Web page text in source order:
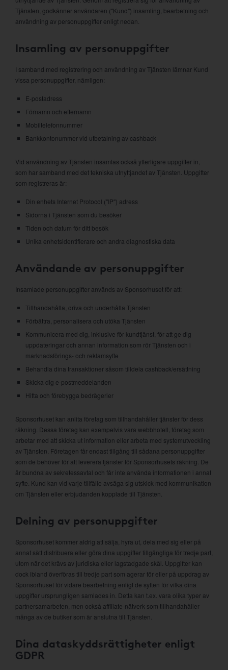
Tjänsten, godkänner användaren ("Kund") insamling, bearbetning och
användning av personuppgifter enligt nedan.
Insamling av personuppgifter
I samband med registrering och användning av Tjänsten lämnar Kund
vissa personuppgifter, nämligen:
E-postadress
Förnamn och efternamn
Mobiltelefonnummer
Bankkontonummer vid utbetalning av cashback
Vid användning av Tjänsten insamlas också ytterligare uppgifter in,
som har samband med det tekniska utnyttjandet av Tjänsten. Uppgifter
som registreras är:
Din enhets Internet Protocol ("IP") adress
Sidorna i Tjänsten som du besöker
Tiden och datum för ditt besök
Unika enhetsidentifierare och andra diagnostiska data
Användande av personuppgifter
Insamlade personuppgifter används av Sponsorhuset för att:
Tillhandahålla, driva och underhålla Tjänsten
Förbättra, personalisera och utöka Tjänsten
Kommunicera med dig, inklusive för kundtjänst, för att ge dig
uppdateringar och annan information som rör Tjänsten och i
marknadsförings- och reklamsyfte
Behandla dina transaktioner såsom tilldela cashback/ersättning
Skicka dig e-postmeddelanden
Hitta och förebygga bedrägerier
Sponsorhuset kan anlita företag som tillhandahåller tjänster för dess
räkning. Dessa företag kan exempelvis vara webbhotell, företag som
arbetar med att skicka ut information eller arbeta med systemutveckling
av Tjänsten. Företagen får endast tillgång till sådana personuppgifter
som de behöver för att leverera tjänster för Sponsorhusets räkning. De
är bundna av sekretessavtal och får inte använda informationen i annat
syfte. Kund kan vid varje tillfälle avsäga sig utskick med kommunikation
om Tjänsten eller erbjudanden kopplade till Tjänsten.
Delning av personuppgifter
Sponsorhuset kommer aldrig att sälja, hyra ut, dela med sig eller på
annat sätt distribuera eller göra dina uppgifter tillgängliga för tredje part,
utom när det krävs av juridiska eller lagstadgade skäl. Uppgifter kan
dock ibland överföras till tredje part som agerar för eller på uppdrag av
Sponsorhuset för vidare bearbetning enligt de syften för vilka dina
uppgifter ursprungligen samlades in. Detta kan t.ex. vara olika typer av
partnersamarbeten, men också affiliate-nätverk som tillhandahåller
många av de butiker som är anslutna till Tjänsten.
Dina dataskyddsrättigheter enligt
GDPR